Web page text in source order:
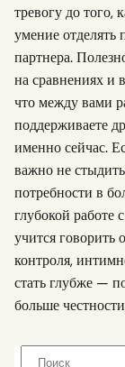
тревогу до того,
умение
партнера.
на сравнениях и
что между вами
поддерживаете
именно сейчас.
важно не
потребности в
глубокой работе
учится говорить
контроля,
стать глубже —
больше